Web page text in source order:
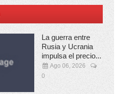
La guerra entre
Rusia y Ucrania
impulsa el precio...
Ago 06, 2026
0